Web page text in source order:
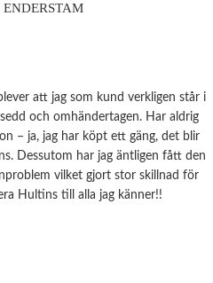
ENDERSTAM
att jag som kund verkligen står i
omhändertagen. Har aldrig
– ja, jag har köpt ett gäng, det blir
Dessutom har jag äntligen fått den
vilket gjort stor skillnad för
Hultins till alla jag känner!!